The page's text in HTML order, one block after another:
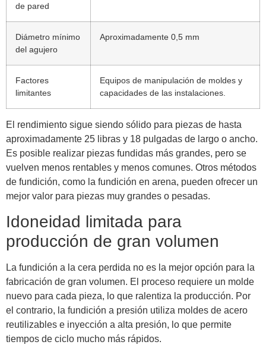
de pared
Diámetro mínimo
del agujero
Aproximadamente 0,5 mm
Factores
limitantes
Equipos de manipulación de moldes y
capacidades de las instalaciones.
El rendimiento sigue siendo sólido para piezas de hasta
aproximadamente 25 libras y 18 pulgadas de largo o ancho.
Es posible realizar piezas fundidas más grandes, pero se
vuelven menos rentables y menos comunes. Otros métodos
de fundición, como la fundición en arena, pueden ofrecer un
mejor valor para piezas muy grandes o pesadas.
Idoneidad limitada para
producción de gran volumen
La fundición a la cera perdida no es la mejor opción para la
fabricación de gran volumen. El proceso requiere un molde
nuevo para cada pieza, lo que ralentiza la producción. Por
el contrario, la fundición a presión utiliza moldes de acero
reutilizables e inyección a alta presión, lo que permite
tiempos de ciclo mucho más rápidos.